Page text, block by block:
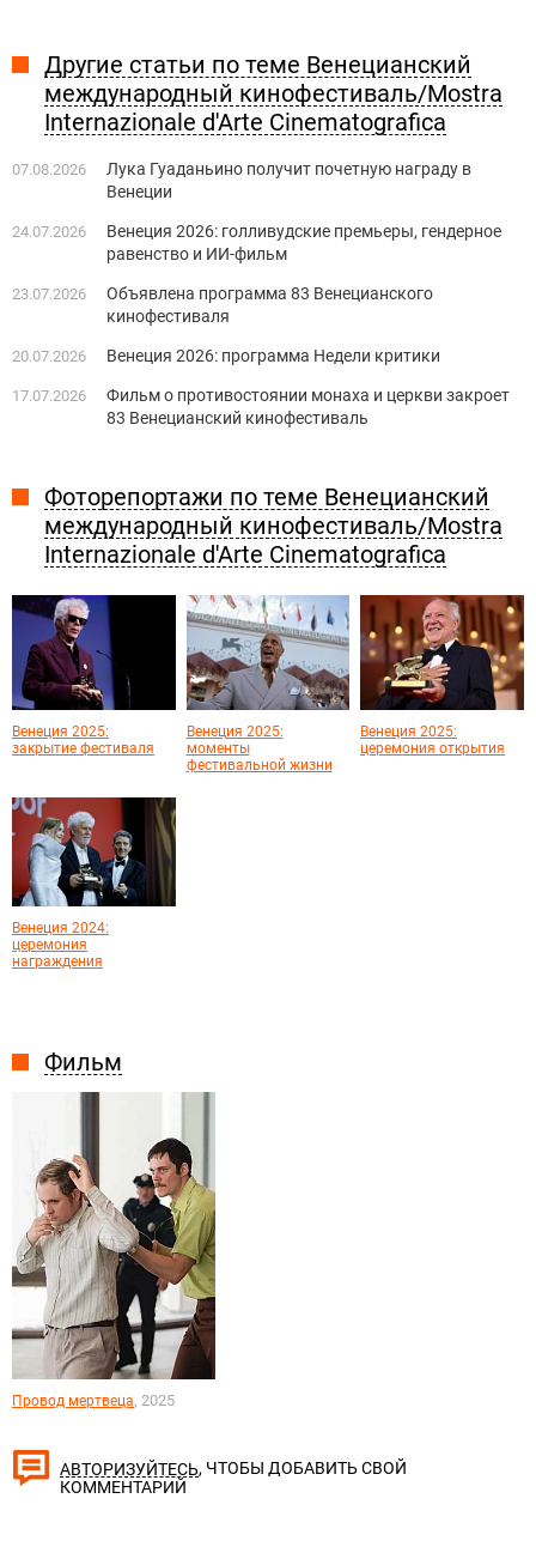
Фильм
Провод мертвеца, 2025
Другие статьи по теме Венецианский
международный кинофестиваль/Mostra
Internazionale d'Arte Cinematografica
07.08.2026
Лука Гуаданьино получит почетную награду в
Венеции
24.07.2026
Венеция 2026: голливудские премьеры, гендерное
равенство и ИИ-фильм
23.07.2026
Объявлена программа 83 Венецианского
кинофестиваля
20.07.2026 Венеция 2026: программа Недели критики
17.07.2026
Фильм о противостоянии монаха и церкви закроет
83 Венецианский кинофестиваль
Фоторепортажи по теме Венецианский
международный кинофестиваль/Mostra
Internazionale d'Arte Cinematografica
Венеция 2025:
закрытие фестиваля
Венеция 2025:
моменты
фестивальной жизни
Венеция 2025:
церемония открытия
Венеция 2024:
церемония
награждения
АВТОРИЗУЙТЕСЬ, ЧТОБЫ ДОБАВИТЬ СВОЙ
КОММЕНТАРИЙ